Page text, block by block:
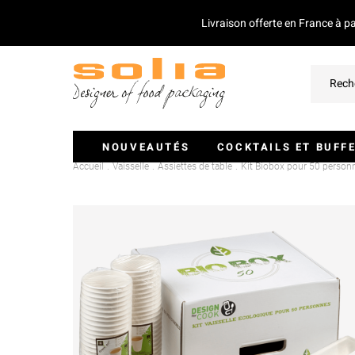
Livraison offerte en France à
NOUVEAUTÉS COCKTAILS ET
Couvercles Pour Plateaux
Saladiers
Piques Et Mini Couverts
Accueil Vaisselle Assiettes de table Kit Biobox pour 50